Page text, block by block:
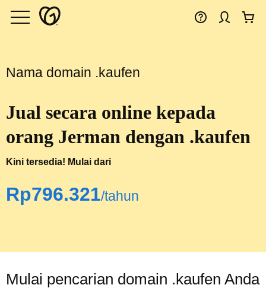
Nama domain .kaufen
Jual secara online kepada
orang Jerman dengan .kaufen
Kini tersedia! Mulai dari
‪Rp796.321‬/tahun
Mulai pencarian domain .kaufen Anda